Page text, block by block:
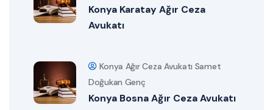
Konya Karatay Ağır Ceza
Avukatı
Konya Ağır Ceza Avukatı Samet
Doğukan Genç
Konya Bosna Ağır Ceza Avukatı